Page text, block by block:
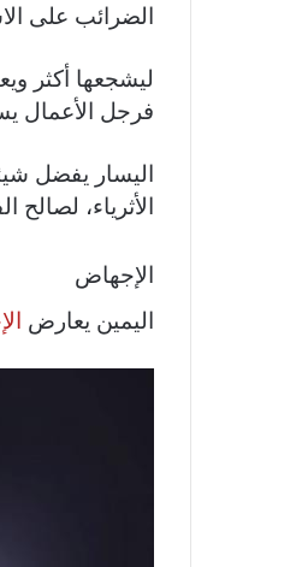
الضرائب على
ليشجعها أكثر
فرجل الأعمال
اليسار يفضل
الأثرياء، لصالح
الإجهاض
اليمين يعارض